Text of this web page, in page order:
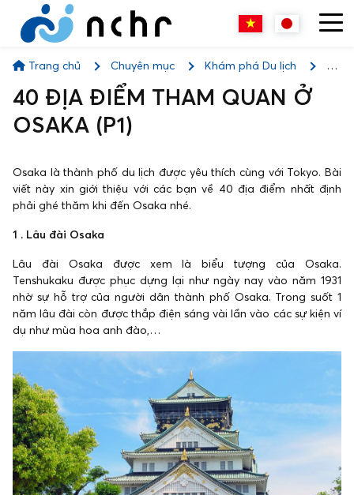
Trang chủ Chuyên mục Khám phá Du lịch
40
ĐỊA ĐIỂM THAM QUAN Ở OSAKA (P1)
40 ĐỊA ĐIỂM THAM QUAN Ở
OSAKA (P1)
Osaka là thành phố du lịch được yêu thích cùng với Tokyo. Bài
viết này xin giới thiệu với các bạn về 40 địa điểm nhất định
phải ghé thăm khi đến Osaka nhé.
1 . Lâu đài Osaka
Lâu đài Osaka được xem là biểu tượng của Osaka.
Tenshukaku được phục dựng lại như ngày nay vào năm 1931
nhờ sự hỗ trợ của người dân thành phố Osaka. Trong suốt 1
năm lâu đài còn được thắp điện sáng vài lần vào các sự kiện ví
dụ như mùa hoa anh đào,…